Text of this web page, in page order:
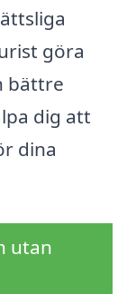
göra
bättre
dig att
dina
utan